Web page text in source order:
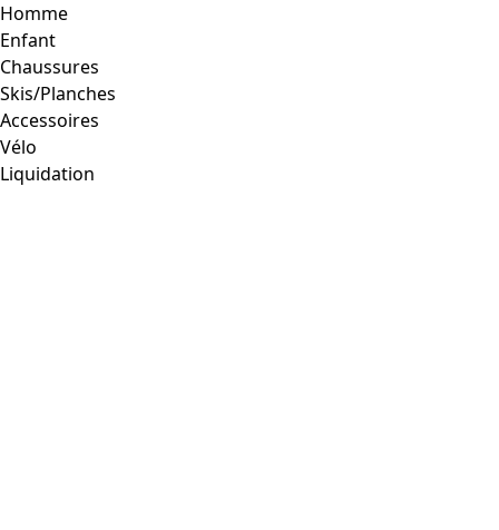
Homme
Enfant
Chaussures
Skis/Planches
Accessoires
Vélo
Liquidation